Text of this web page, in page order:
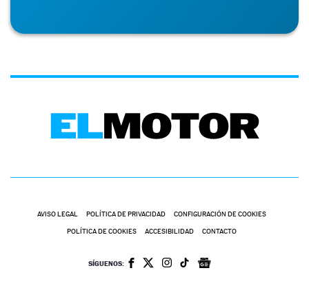
AVISO LEGAL POLÍTICA DE PRIVACIDAD CONFIGURACIÓN DE COOKIES
POLÍTICA DE COOKIES ACCESIBILIDAD CONTACTO
SÍGUENOS: